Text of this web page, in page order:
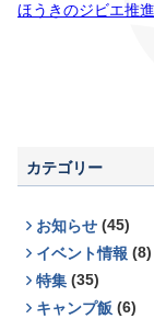
ほうきのジビエ推
カテゴリー
お知らせ (45)
イベント情報 (8)
特集 (35)
キャンプ飯 (6)